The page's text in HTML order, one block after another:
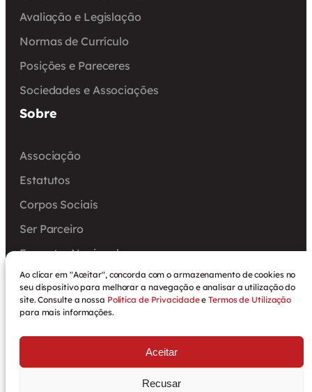
Ao clicar em "Aceitar", concorda com o armazenamento de cookies no
seu dispositivo para melhorar a navegação e analisar a utilização do
site. Consulte a nossa Política de PrivacidadeeTermos de Utilização
para mais informações.
Aceitar
Recusar
Avaliação e Legislação
Normas de Currículo
Posições e Pareceres
Sociedades e Associações
Sobre
Associação
Estatutos
Corpos Sociais
Ser Parceiro
Encontro Nacional
Arquivo